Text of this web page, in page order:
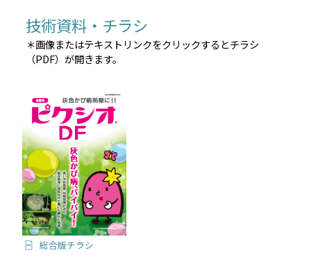
技術資料・チラシ
＊画像またはテキストリンクをクリックするとチラシ
（PDF）が開きます。
総合版チラシ